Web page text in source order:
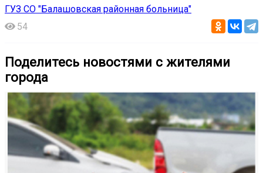
ГУЗ СО "Балашовская районная больница"
54
Поделитесь новостями с жителями
города